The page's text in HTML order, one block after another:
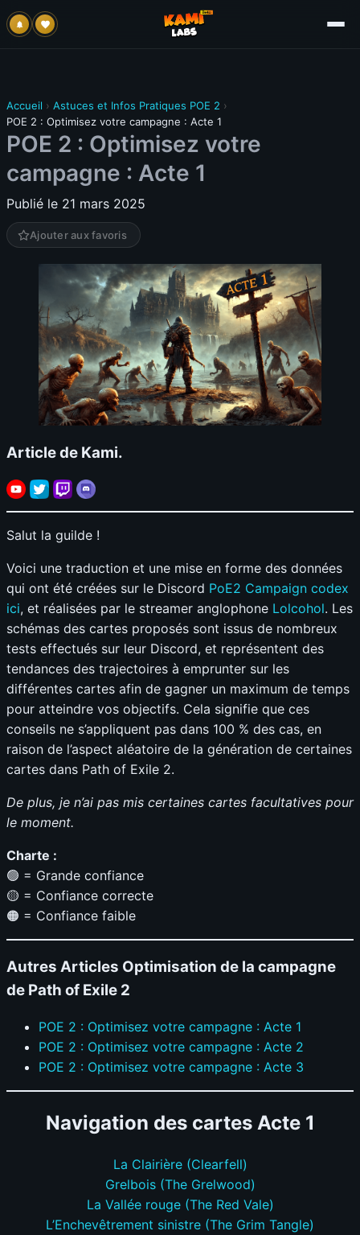
Accueil › Astuces et Infos Pratiques POE 2 ›
POE 2 : Optimisez votre campagne : Acte 1
POE 2 : Optimisez votre
campagne : Acte 1
Publié le 21 mars 2025
Ajouter aux favoris
Article de Kami.
Salut la guilde !
Voici une traduction et une mise en forme des données
qui ont été créées sur le Discord PoE2 Campaign codex
ici, et réalisées par le streamer anglophone Lolcohol. Les
schémas des cartes proposés sont issus de nombreux
tests effectués sur leur Discord, et représentent des
tendances des trajectoires à emprunter sur les
différentes cartes afin de gagner un maximum de temps
pour atteindre vos objectifs. Cela signifie que ces
conseils ne s’appliquent pas dans 100 % des cas, en
raison de l’aspect aléatoire de la génération de certaines
cartes dans Path of Exile 2.
De plus, je n’ai pas mis certaines cartes facultatives pour
le moment.
Charte :
🟢 = Grande confiance
🟡 = Confiance correcte
🟠 = Confiance faible
Autres Articles Optimisation de la campagne
de Path of Exile 2
POE 2 : Optimisez votre campagne : Acte 1
POE 2 : Optimisez votre campagne : Acte 2
POE 2 : Optimisez votre campagne : Acte 3
Navigation des cartes Acte 1
La Clairière (Clearfell)
Grelbois (The Grelwood)
La Vallée rouge (The Red Vale)
L’Enchevêtrement sinistre (The Grim Tangle)